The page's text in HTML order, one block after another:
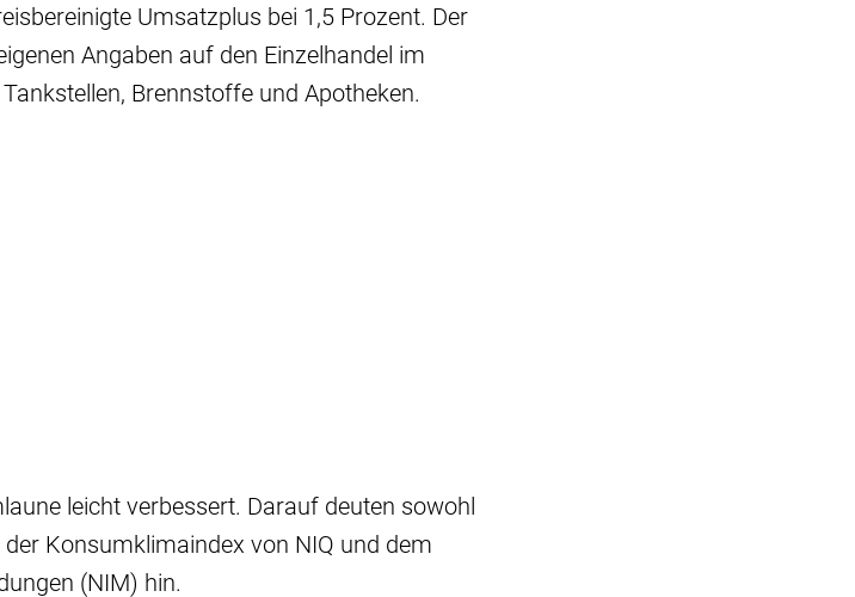
Umsatzplus bei 1,5 Prozent. Der
Angaben auf den Einzelhandel im
Brennstoffe und Apotheken.
leicht verbessert. Darauf deuten sowohl
Konsumklimaindex von NIQ und dem
(NIM) hin.